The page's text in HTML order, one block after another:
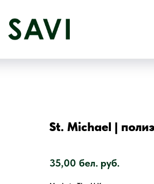
St. Michael |
35,00 бел. руб.